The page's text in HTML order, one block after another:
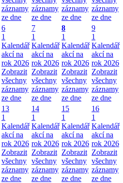
záznamy
ze dne
záznamy
ze dne
záznamy
ze dne
záznamy
ze dne
6
1
Kalendář
akcí na
rok 2026
Zobrazit
všechny
záznamy
ze dne
7
1
Kalendář
akcí na
rok 2026
Zobrazit
všechny
záznamy
ze dne
8
1
Kalendář
akcí na
rok 2026
Zobrazit
všechny
záznamy
ze dne
9
1
Kalendář
akcí na
rok 2026
Zobrazit
všechny
záznamy
ze dne
13
1
Kalendář
akcí na
rok 2026
Zobrazit
všechny
záznamy
ze dne
14
1
Kalendář
akcí na
rok 2026
Zobrazit
všechny
záznamy
ze dne
15
1
Kalendář
akcí na
rok 2026
Zobrazit
všechny
záznamy
ze dne
16
1
Kalendář
akcí na
rok 2026
Zobrazit
všechny
záznamy
ze dne